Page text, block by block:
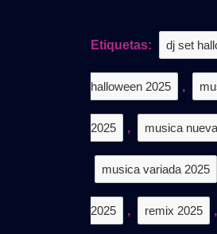
Etiquetas: dj set
halloween 2025 ,
2025 , musica
musica variada 2025
2025 , remix 2025 ,